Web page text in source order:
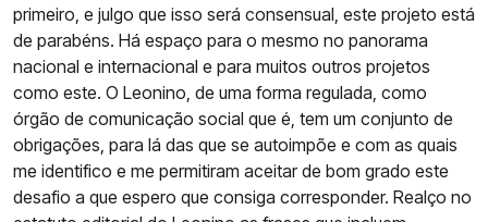
primeiro, e julgo que isso será consensual, este projeto está
de parabéns. Há espaço para o mesmo no panorama
nacional e internacional e para muitos outros projetos
como este. O Leonino, de uma forma regulada, como
órgão de comunicação social que é, tem um conjunto de
obrigações, para lá das que se autoimpõe e com as quais
me identifico e me permitiram aceitar de bom grado este
desafio a que espero que consiga corresponder. Realço no